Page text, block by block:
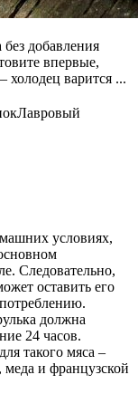
добавления
впервые,
холодец варится ...
Лавровый
условиях,
Следовательно,
оставить его
должна
24 часов.
такого мяса –
меда и французской